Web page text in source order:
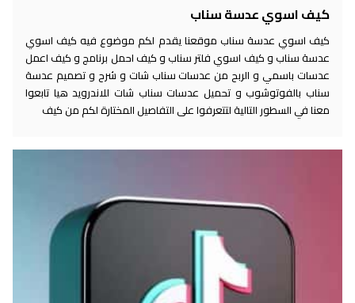
كيف اسوي عدسة سناب
كيف اسوي عدسة سناب موقعنا يقدم لكم موضوع فيه كيف اسوي
عدسة سناب و كيف اسوي فلتر سناب و كيف احمل برنامج و كيف اعمل
عدسات باسمي و الربح من عدسات سناب شات و شرح و تصميم عدسة
سناب بالفوتوشوب و تحميل عدسات سناب شات للاندرويد هيا تابعوا
معنا في السطور التالية لتتعرفوا على التفاصيل المختارة لكم من كيف